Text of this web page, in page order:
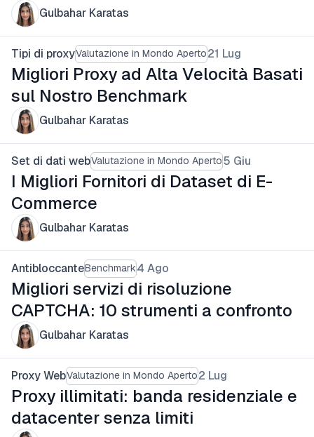
Gulbahar Karatas
Tipi di proxyValutazione in Mondo Aperto21 Lug
Migliori Proxy ad Alta Velocità Basati
sul Nostro Benchmark
Gulbahar Karatas
Set di dati webValutazione in Mondo Aperto5 Giu
I Migliori Fornitori di Dataset di E-
Commerce
Gulbahar Karatas
AntibloccanteBenchmark4 Ago
Migliori servizi di risoluzione
CAPTCHA: 10 strumenti a confronto
Gulbahar Karatas
Proxy WebValutazione in Mondo Aperto2 Lug
Proxy illimitati: banda residenziale e
datacenter senza limiti